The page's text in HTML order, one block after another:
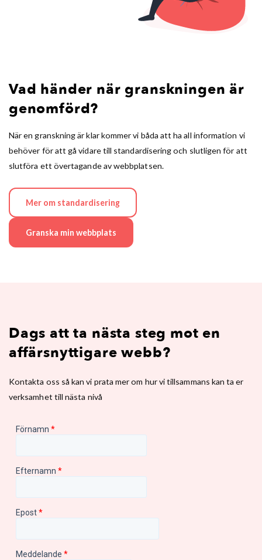
Vad händer när granskningen är
genomförd?
När en granskning är klar kommer vi båda att ha all information vi
behöver för att gå vidare till standardisering och slutligen för att
slutföra ett övertagande av webbplatsen.
Mer om standardisering
Granska min webbplats
Dags att ta nästa steg mot en
affärsnyttigare webb?
Kontakta oss så kan vi prata mer om hur vi tillsammans kan ta er
verksamhet till nästa nivå